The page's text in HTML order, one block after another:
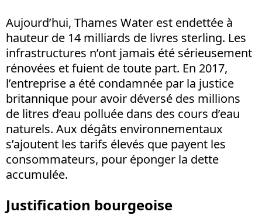
Aujourd’hui, Thames Water est endettée à
hauteur de 14 milliards de livres sterling. Les
infrastructures n’ont jamais été sérieusement
rénovées et fuient de toute part. En 2017,
l’entreprise a été condamnée par la justice
britannique pour avoir déversé des millions
de litres d’eau polluée dans des cours d’eau
naturels. Aux dégâts environnementaux
s’ajoutent les tarifs élevés que payent les
consommateurs, pour éponger la dette
accumulée.
Justification bourgeoise